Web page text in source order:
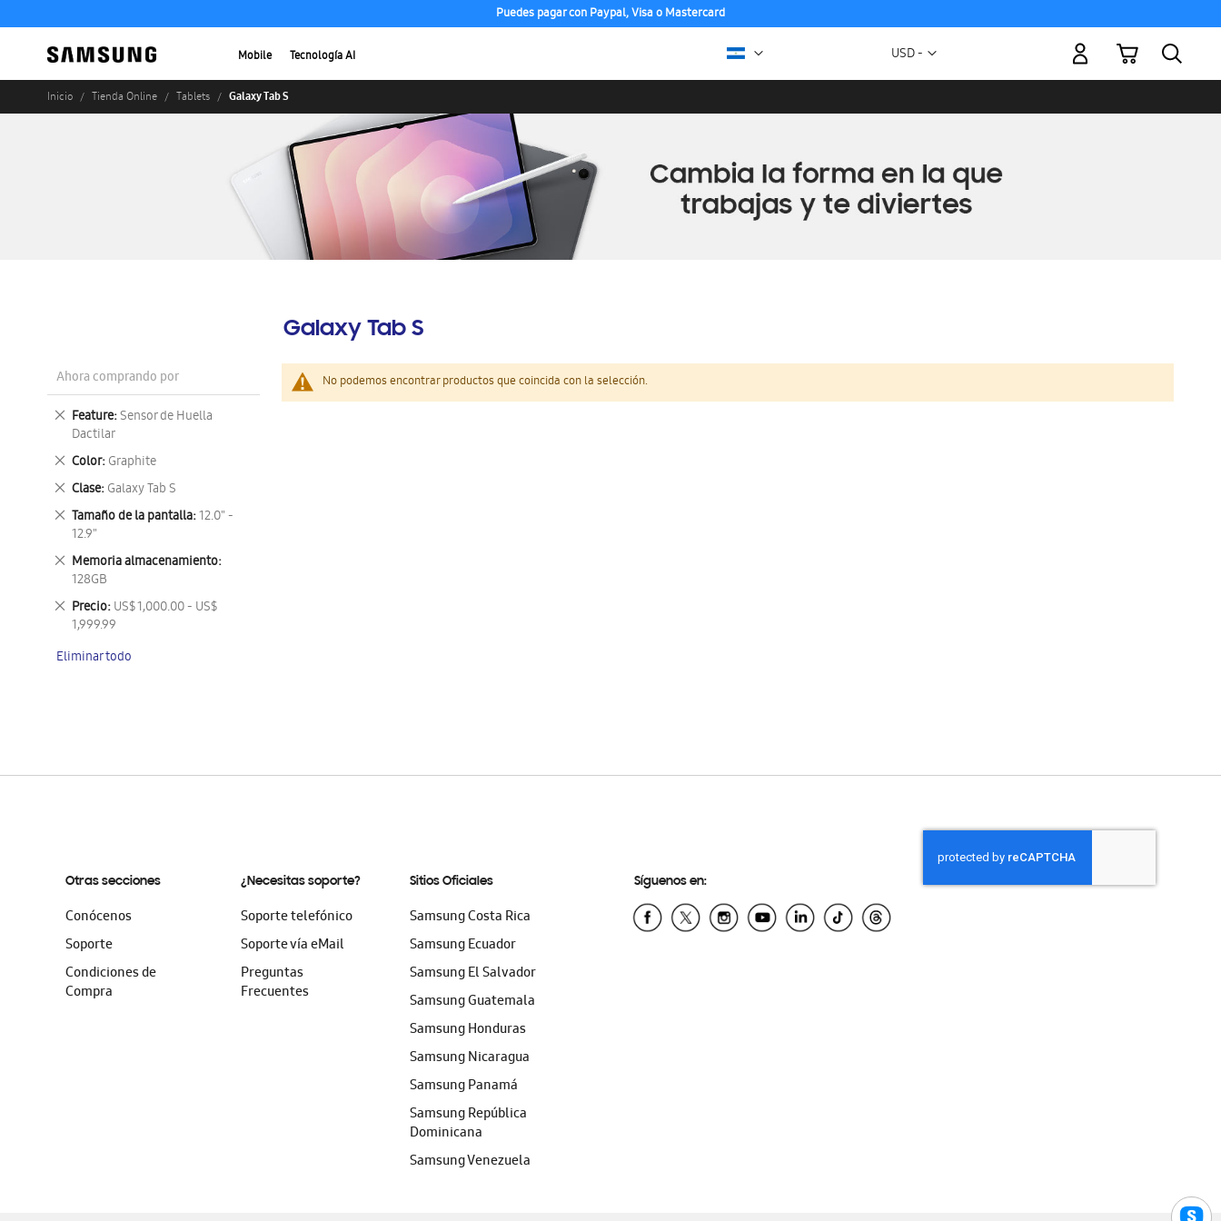
Puedes pagar con Paypal, Visa o Mastercard
Mobile Tecnología AI Moneda
USD -
Mi carrito
Inicio Tienda Online Tablets Galaxy Tab S
Galaxy Tab S
No podemos encontrar productos que coincida con la selección.
Ahora comprando por
Feature Sensor de Huella
Dactilar
Eliminar
este
artículo
Color Graphite
Eliminar
este
artículo
Clase Galaxy Tab S
Eliminar
este
artículo
Tamaño de la pantalla 12.0" -
12.9"
Eliminar
este
artículo
Memoria almacenamiento
128GB
Eliminar
este
artículo
Precio US$ 1,000.00 - US$
1,999.99
Eliminar
este
Eliminar todo
Otras secciones
Conócenos
Soporte
Condiciones de
Compra
¿Necesitas soporte?
Soporte telefónico
Soporte vía eMail
Preguntas
Frecuentes
Sitios Oficiales
Samsung Costa Rica
Samsung Ecuador
Samsung El Salvador
Samsung Guatemala
Samsung Honduras
Samsung Nicaragua
Samsung Panamá
Samsung República
Dominicana
Samsung Venezuela
Síguenos en: